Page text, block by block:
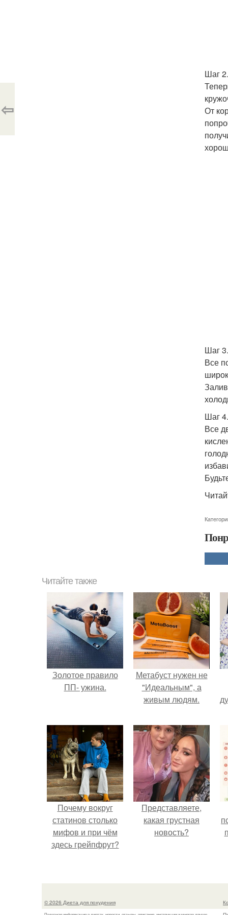
Шаг 2.
От
Шаг 3.
Все
Шаг 4.
Все
⇦
Читайте также
Золотое правило
ПП- ужина.
Метабуст нужен не
"Идеальным", а
живым людям.
Почему вокруг
статинов столько
мифов и при чём
здесь грейпфрут?
Представляете,
какая грустная
новость?
© 2026 Диета для похудения